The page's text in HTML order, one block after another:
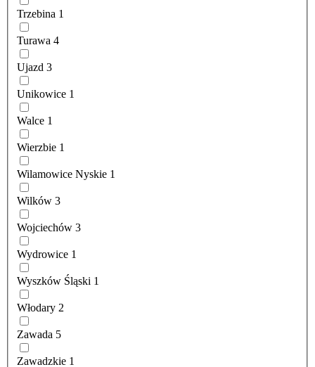
Trzebina 1
Turawa 4
Ujazd 3
Unikowice 1
Walce 1
Wierzbie 1
Wilamowice Nyskie 1
Wilków 3
Wojciechów 3
Wydrowice 1
Wyszków Śląski 1
Włodary 2
Zawada 5
Zawadzkie 1